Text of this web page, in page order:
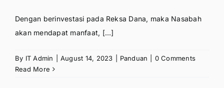
Dengan berinvestasi pada Reksa Dana, maka Nasabah
akan mendapat manfaat, [...]
By IT Admin August 14, 2023 Panduan
0 Comments
Read More